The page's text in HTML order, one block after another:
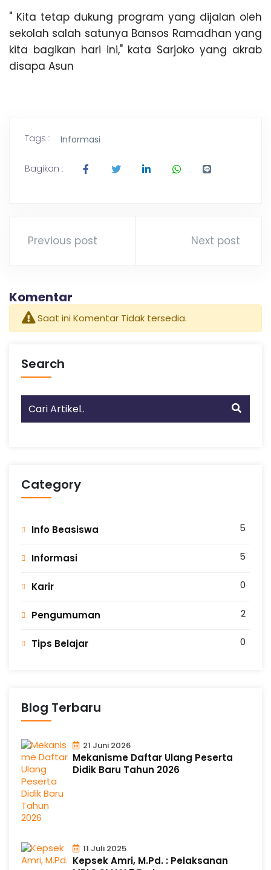
" Kita tetap dukung program yang dijalan oleh
sekolah salah satunya Bansos Ramadhan yang
kita bagikan hari ini," kata Sarjoko yang akrab
disapa Asun
Tags : Informasi
Bagikan :
Previous post Next post
Komentar
Saat ini Komentar Tidak tersedia.
Search
Category
Info Beasiswa 5
Informasi 5
Karir 0
Pengumuman 2
Tips Belajar 0
Blog Terbaru
21 Juni 2026
Mekanisme Daftar Ulang Peserta
Didik Baru Tahun 2026
11 Juli 2025
Kepsek Amri, M.Pd. : Pelaksanan